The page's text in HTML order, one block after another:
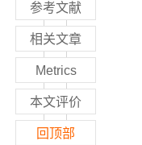
参考文献
相关文章
Metrics
本文评价
回顶部